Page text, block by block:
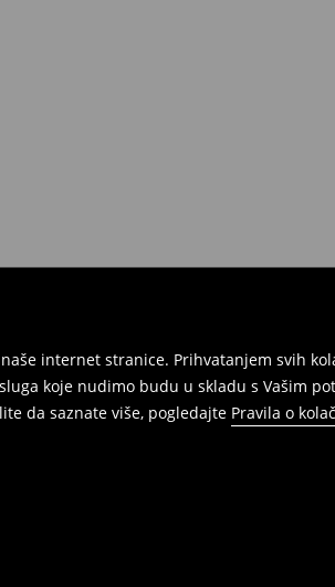
internet stranice. Prihvatanjem svih
koje nudimo budu u skladu s Vašim
da saznate više, pogledajte Pravila o